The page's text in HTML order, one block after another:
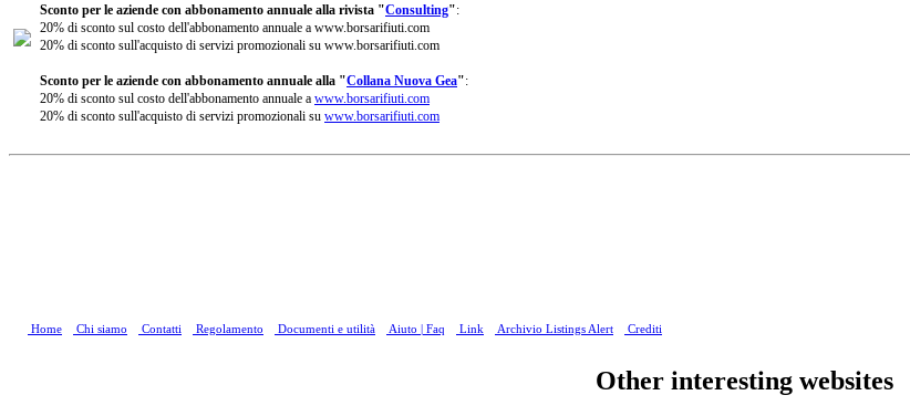
Sconto per le aziende con abbonamento annuale alla rivista "Consulting":
20% di sconto sul costo dell'abbonamento annuale a www.borsarifiuti.com
20% di sconto sull'acquisto di servizi promozionali su www.borsarifiuti.com
Sconto per le aziende con abbonamento annuale alla "Collana Nuova Gea":
20% di sconto sul costo dell'abbonamento annuale a www.borsarifiuti.com
20% di sconto sull'acquisto di servizi promozionali su www.borsarifiuti.com
Home Chi siamo Contatti Regolamento Documenti e utilità Aiuto | Faq Link Archivio Listings Alert Crediti
Other interesting websites